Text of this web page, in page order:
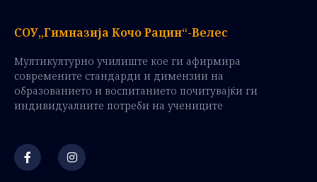
СОУ„Гимназија Кочо Рацин“-Велес
Мултикултурно училиште кое ги афирмира
современите стандарди и димензии на
образованието и воспитанието почитувајќи ги
индивидуалните потреби на учениците